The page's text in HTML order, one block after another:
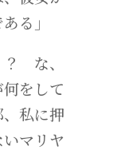
る」
な、
をして
私に押
マリヤ